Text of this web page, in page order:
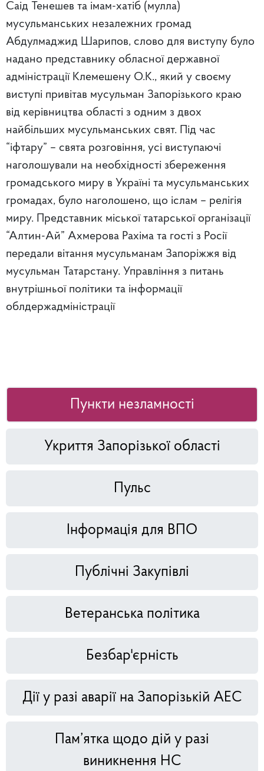
Саід Тенешев та імам-хатіб (мулла)
мусульманських незалежних громад
Абдулмаджид Шарипов, слово для виступу було
надано представнику обласної державної
адміністрації Клемешену О.К., який у своєму
виступі привітав мусульман Запорізького краю
від керівництва області з одним з двох
найбільших мусульманських свят. Під час
“іфтару” – свята розговіння, усі виступаючі
наголошували на необхідності збереження
громадського миру в Україні та мусульманських
громадах, було наголошено, що іслам – релігія
миру. Представник міської татарської організації
“Алтин-Ай” Ахмерова Рахіма та гості з Росії
передали вітання мусульманам Запоріжжя від
мусульман Татарстану. Управління з питань
внутрішньої політики та інформації
облдержадміністрації
Пункти незламності
Укриття Запорізької області
Пульс
Інформація для ВПО
Публічні Закупівлі
Ветеранська політика
Безбар'єрність
Дії у разі аварії на Запорізькій АЕС
Пам’ятка щодо дій у разі
виникнення НС